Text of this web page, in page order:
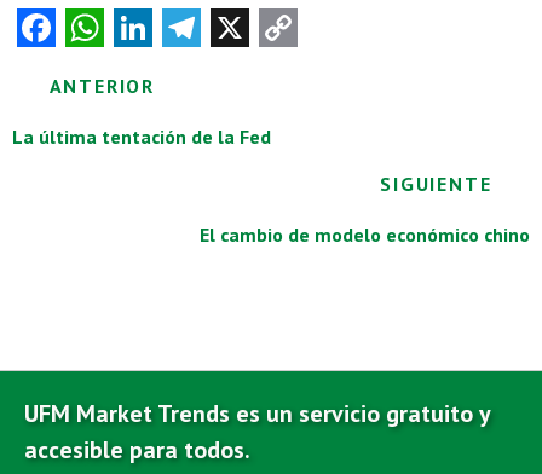
Fa
ce
b
o
W
ha
ts
A
Li
dI
Te
a
X
Posts
navigation
ANTERIOR
La última tentación de la Fed
SIGUIENTE
El cambio de modelo económico chino
UFM Market Trends es un servicio gratuito y
accesible para todos.